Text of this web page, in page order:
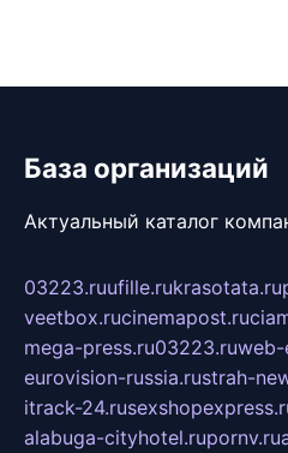
База организаций
Актуальный каталог
03223.ruufille.rukrasotata.ru
veetbox.rucinemapost.ru
mega-press.ru03223.ruweb-
eurovision-russia.rustrah-
itrack-24.ru
alabuga-cityhotel.rupornv.ru